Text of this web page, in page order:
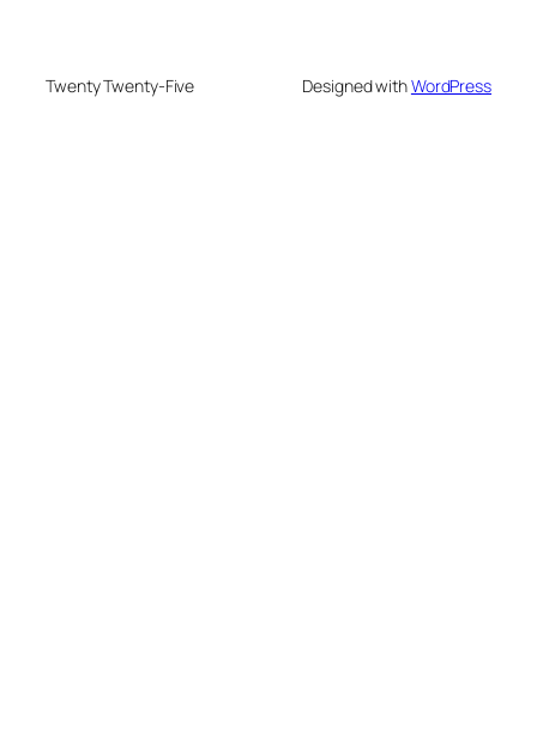
Twenty Twenty-Five Designed withWordPress